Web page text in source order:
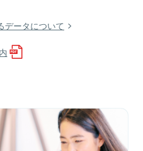
データについて